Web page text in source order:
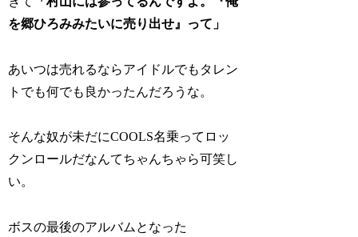
を郷ひろみみたいに売り出せ』って」
あいつは売れるならアイドルでもタレン
トでも何でも良かったんだろうな。
そんな奴が未だにCOOLS名乗ってロッ
クンロールだなんてちゃんちゃら可笑し
い。
ボスの最後のアルバムとなった